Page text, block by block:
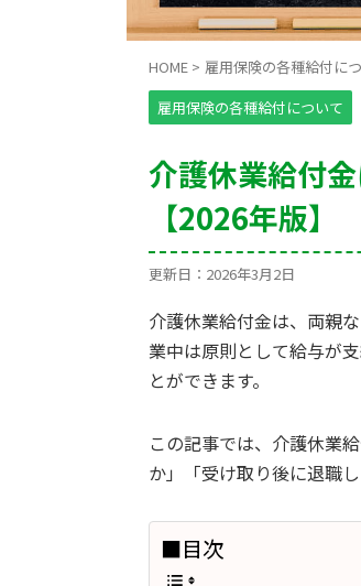
HOME > 雇用保険の各種給付に
雇用保険の各種給付について
介護休業給付
【2026年版】
更新日： 2026年3月2日
介護休業給付金は、両親
業中は原則として給与が
とができます。
この記事では、介護休業
か」「受け取り後に退職
■目次